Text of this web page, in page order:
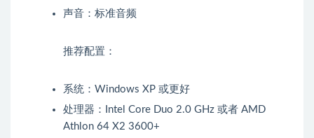
声音：标准音频
推荐配置：
系统：Windows XP 或更好
处理器：Intel Core Duo 2.0 GHz 或者 AMD
Athlon 64 X2 3600+